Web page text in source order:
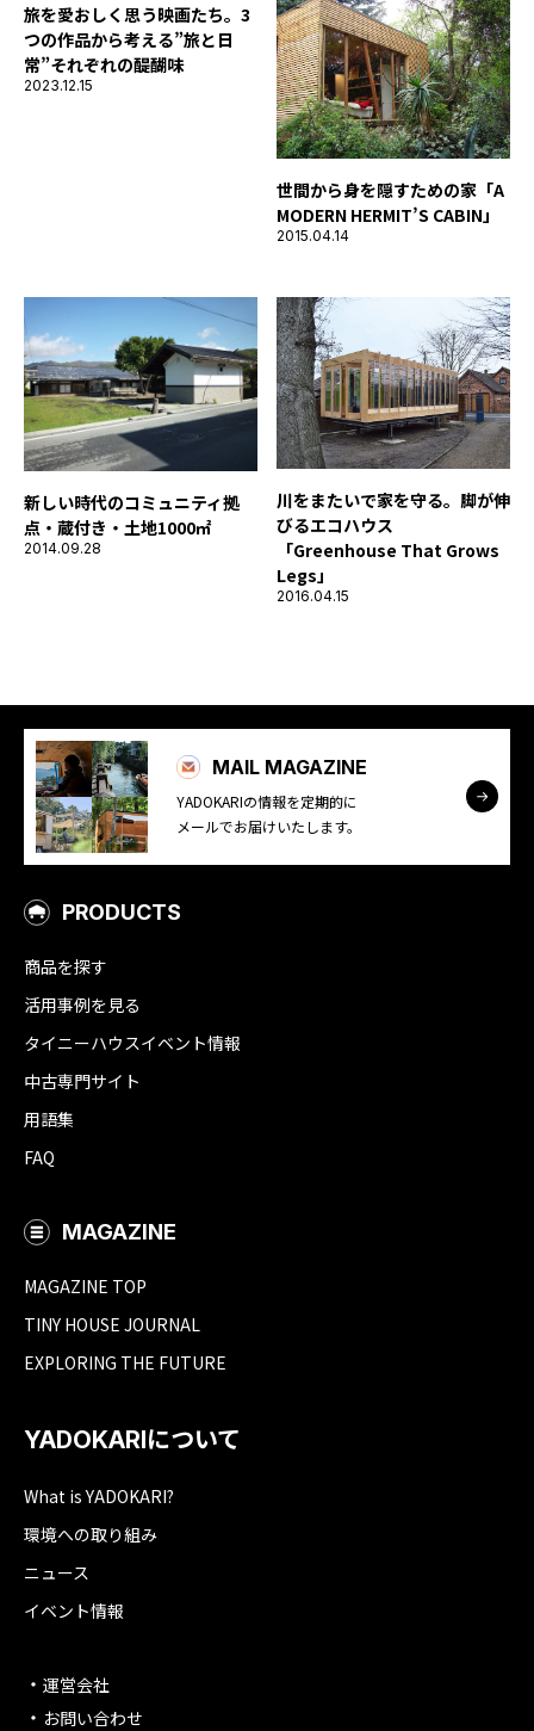
旅を愛おしく思う映画たち。3
つの作品から考える”旅と日
常”それぞれの醍醐味
2023.12.15
世間から身を隠すための家「A
MODERN HERMIT’S CABIN」
2015.04.14
新しい時代のコミュニティ拠
点・蔵付き・土地1000㎡
2014.09.28
川をまたいで家を守る。脚が伸
びるエコハウス
「Greenhouse That Grows
Legs」
2016.04.15
MAIL MAGAZINE
YADOKARIの情報を定期的に
メールでお届けいたします。
PRODUCTS
商品を探す
活用事例を見る
タイニーハウスイベント情報
中古専門サイト
用語集
FAQ
MAGAZINE
MAGAZINE TOP
TINY HOUSE JOURNAL
EXPLORING THE FUTURE
YADOKARIについて
What is YADOKARI?
環境への取り組み
ニュース
イベント情報
運営会社
お問い合わせ